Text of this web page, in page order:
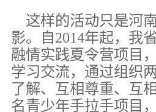
这样的活动只是河
影。自2014年起，我
融情实践夏令营项目
学习交流，通过组织
了解、互相尊重、互
名青少年手拉手项目